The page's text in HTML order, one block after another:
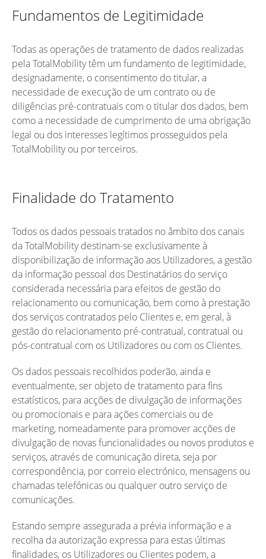
Fundamentos de Legitimidade
Todas as operações de tratamento de dados realizadas
pela TotalMobility têm um fundamento de legitimidade,
designadamente, o consentimento do titular, a
necessidade de execução de um contrato ou de
diligências pré-contratuais com o titular dos dados, bem
como a necessidade de cumprimento de uma obrigação
legal ou dos interesses legítimos prosseguidos pela
TotalMobility ou por terceiros.
Finalidade do Tratamento
Todos os dados pessoais tratados no âmbito dos canais
da TotalMobility destinam-se exclusivamente à
disponibilização de informação aos Utilizadores, a gestão
da informação pessoal dos Destinatários do serviço
considerada necessária para efeitos de gestão do
relacionamento ou comunicação, bem como à prestação
dos serviços contratados pelo Clientes e, em geral, à
gestão do relacionamento pré-contratual, contratual ou
pós-contratual com os Utilizadores ou com os Clientes.
Os dados pessoais recolhidos poderão, ainda e
eventualmente, ser objeto de tratamento para fins
estatísticos, para acções de divulgação de informações
ou promocionais e para ações comerciais ou de
marketing, nomeadamente para promover acções de
divulgação de novas funcionalidades ou novos produtos e
serviços, através de comunicação direta, seja por
correspondência, por correio electrónico, mensagens ou
chamadas telefónicas ou qualquer outro serviço de
comunicações.
Estando sempre assegurada a prévia informação e a
recolha da autorização expressa para estas últimas
finalidades, os Utilizadores ou Clientes podem, a